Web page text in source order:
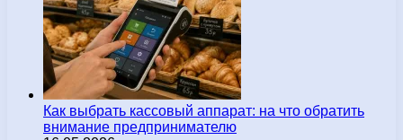
Как выбрать кассовый аппарат: на что обратить
внимание предпринимателю